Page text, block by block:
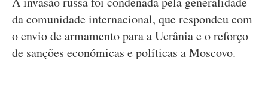
da comunidade internacional, que respondeu com
o envio de armamento para a Ucrânia e o reforço
de sanções económicas e políticas a Moscovo.